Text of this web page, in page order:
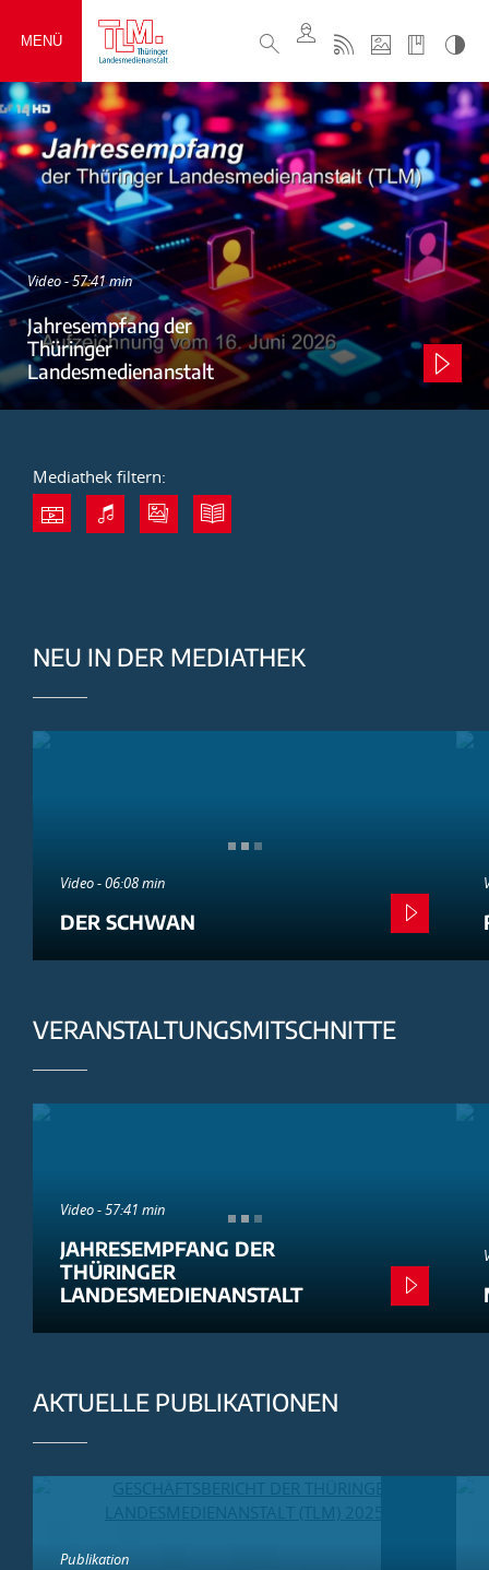
MENÜ
Video - 57:41 min
Jahresempfang der
Thüringer
Landesmedienanstalt
Mediathek filtern:
NEU IN DER MEDIATHEK
Video - 06:08 min
DER SCHWAN
VERANSTALTUNGSMITSCHNITTE
Video - 57:41 min
JAHRESEMPFANG DER
THÜRINGER
LANDESMEDIENANSTALT
AKTUELLE PUBLIKATIONEN
Publikation